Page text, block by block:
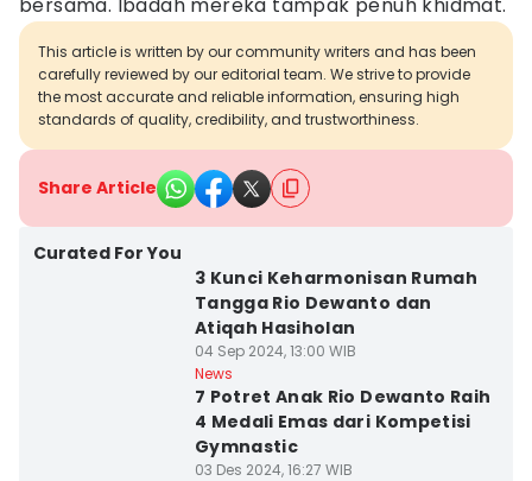
This article is written by our community writers and has been
carefully reviewed by our editorial team. We strive to provide
the most accurate and reliable information, ensuring high
standards of quality, credibility, and trustworthiness.
Share Article
Curated For You
3 Kunci Keharmonisan Rumah
Tangga Rio Dewanto dan
Atiqah Hasiholan
04 Sep 2024, 13:00 WIB
News
7 Potret Anak Rio Dewanto Raih
4 Medali Emas dari Kompetisi
Gymnastic
03 Des 2024, 16:27 WIB